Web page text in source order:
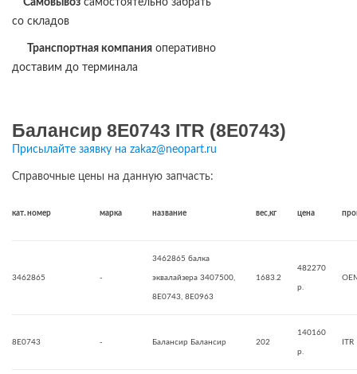
Самовывоз самостоятельно забрать
со складов
Транспортная компания оперативно
доставим до терминала
Балансир 8E0743 ITR (8E0743)
Присылайте заявку на zakaz@neopart.ru
Справочные цены на данную запчасть:
кат. номер марка название вес,кг цена
3462865 -
3462865 балка
эквалайзера 3407500,
8E0743, 8E0963
1683.2
482270
р.
8E0743 - Балансир Балансир 202
140160
р.
ITR